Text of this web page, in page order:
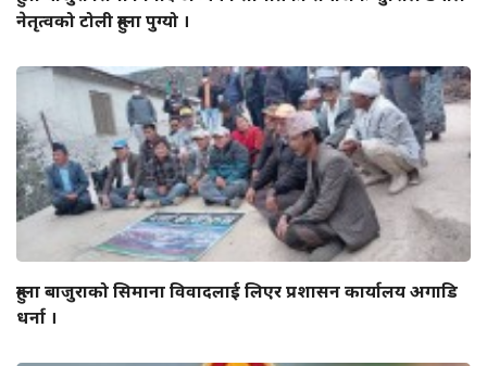
नेतृत्वको टोली हुम्ला पुग्यो ।
हुम्ला बाजुराको सिमाना विवादलाई लिएर प्रशासन कार्यालय अगाडि
धर्ना ।